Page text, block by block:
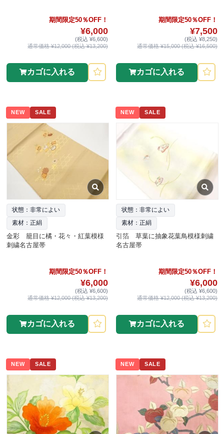
期間限定50％OFF！
¥6,000
(税込 ¥6,600)
通常価格 ¥12,000 (税込 ¥13,200)
カゴに入れる
期間限定50％OFF！
¥7,500
(税込 ¥8,250)
通常価格 ¥15,000 (税込 ¥16,500)
カゴに入れる
NEW SALE
状態：非常によい
素材：正絹
金彩 籠目に橘・花々・紅葉模様
刺繍名古屋帯
期間限定50％OFF！
¥6,000
(税込 ¥6,600)
通常価格 ¥12,000 (税込 ¥13,200)
カゴに入れる
NEW SALE
状態：非常によい
素材：正絹
引箔 草葉に抽象花葉鳥模様刺繍
名古屋帯
期間限定50％OFF！
¥6,000
(税込 ¥6,600)
通常価格 ¥12,000 (税込 ¥13,200)
カゴに入れる
NEW SALE NEW SALE